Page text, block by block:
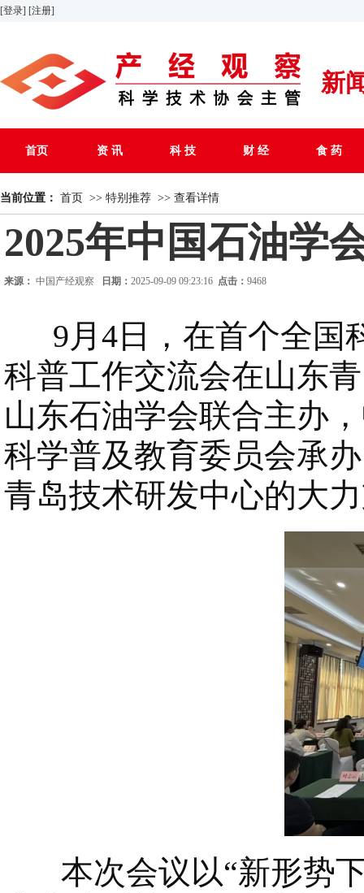
[登录] [注册]
新
首页 资 讯 科 技 财 经 食 药
当前位置： 首页 >> 特别推荐 >> 查看详情
2025年中国石油学
来源： 中国产经观察 日期： 2025-09-09 09:23:16 点击： 9468
9月4日，在首个全国
科普工作交流会在山东
山东石油学会联合主办
科学普及教育委员会承
青岛技术研发中心的大
本次会议以“新形势下